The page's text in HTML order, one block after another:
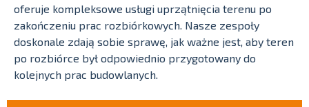
oferuje kompleksowe usługi uprzątnięcia terenu po
zakończeniu prac rozbiórkowych. Nasze zespoły
doskonale zdają sobie sprawę, jak ważne jest, aby teren
po rozbiórce był odpowiednio przygotowany do
kolejnych prac budowlanych.